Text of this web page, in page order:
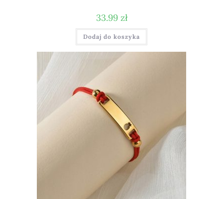
33.99 zł
Dodaj do koszyka